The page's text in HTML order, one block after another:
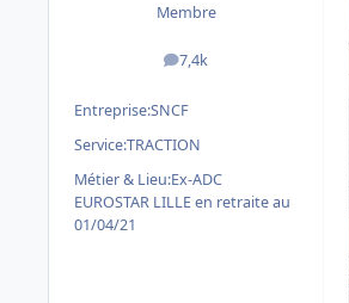
Membre
7,4k
messages
Entreprise:SNCF
Service:TRACTION
Métier & Lieu:Ex-ADC
EUROSTAR LILLE en retraite au
01/04/21